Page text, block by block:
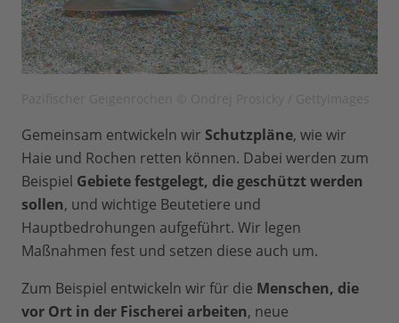
Gemeinsam entwickeln wir Schutzpläne, wie wir
Haie und Rochen retten können. Dabei werden zum
Beispiel Gebiete festgelegt, die geschützt werden
sollen, und wichtige Beutetiere und
Hauptbedrohungen aufgeführt. Wir legen
Maßnahmen fest und setzen diese auch um.
Zum Beispiel entwickeln wir für die Menschen, die
vor Ort in der Fischerei arbeiten, neue